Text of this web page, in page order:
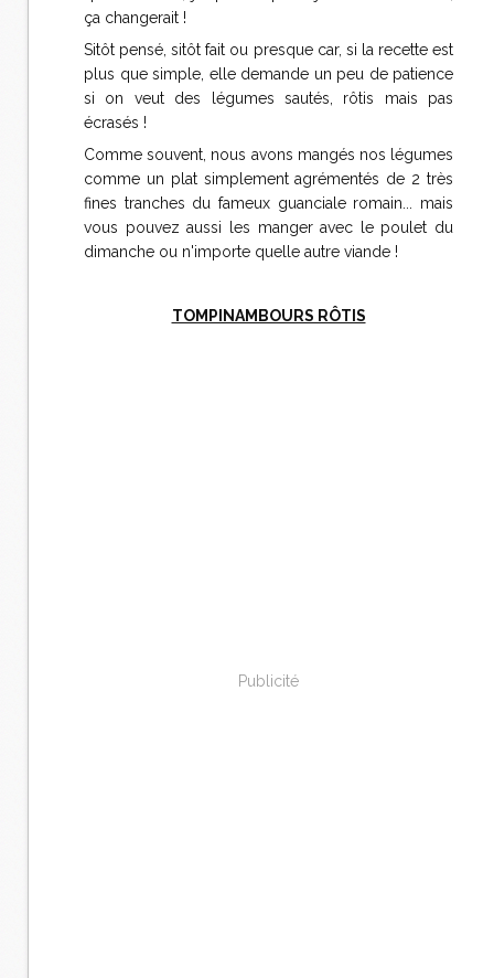
ça changerait !
Sitôt pensé, sitôt fait ou presque car, si la recette est
plus que simple, elle demande un peu de patience
si on veut des légumes sautés, rôtis mais pas
écrasés !
Comme souvent, nous avons mangés nos légumes
comme un plat simplement agrémentés de 2 très
fines tranches du fameux guanciale romain... mais
vous pouvez aussi les manger avec le poulet du
dimanche ou n'importe quelle autre viande !
TOMPINAMBOURS RÔTIS
Publicité